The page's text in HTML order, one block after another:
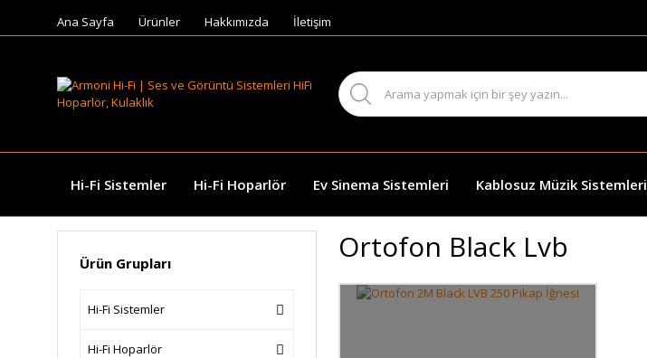
Ana Sayfa Ürünler Hakkımızda İletişim
Hi-Fi Sistemler Hi-Fi Hoparlör Ev Sinema Sistemleri Kablosuz Müzik Sistemleri
Ürün Grupları
Hi-Fi Sistemler
Hi-Fi Hoparlör
Ortofon Black Lvb